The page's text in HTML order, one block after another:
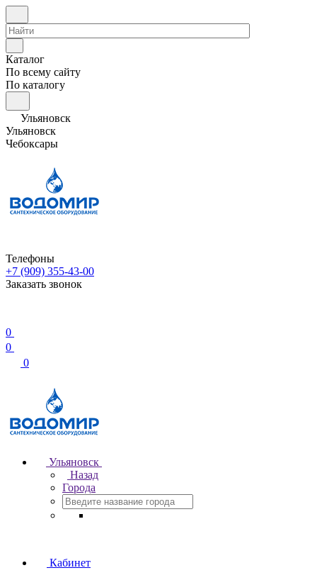
Каталог
По всему сайту
По каталогу
Ульяновск
Ульяновск
Чебоксары
Телефоны
+7 (909) 355-43-00
Заказать звонок
0
0
0
Ульяновск
Назад
Города
Кабинет